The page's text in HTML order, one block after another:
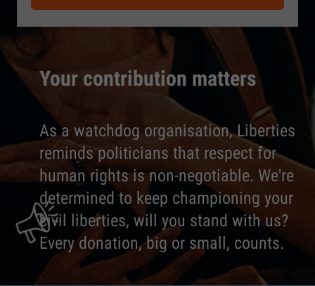
Your contribution matters
As a watchdog organisation, Liberties
reminds politicians that respect for
human rights is non-negotiable. We're
determined to keep championing your
civil liberties, will you stand with us?
Every donation, big or small, counts.